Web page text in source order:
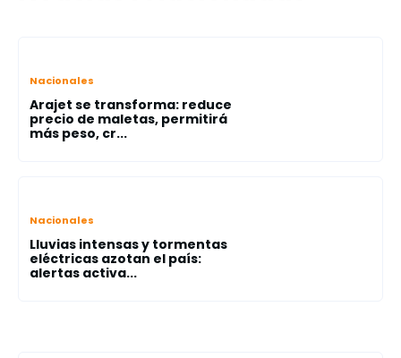
Nacionales
Arajet se transforma: reduce
precio de maletas, permitirá
más peso, cr...
Nacionales
Lluvias intensas y tormentas
eléctricas azotan el país:
alertas activa...